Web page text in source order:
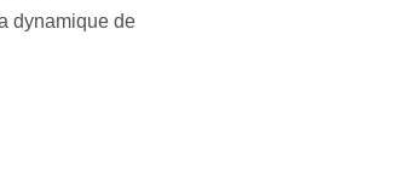
dynamique de